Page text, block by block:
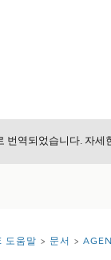
번역되었습니다. 자세
도움말 문서